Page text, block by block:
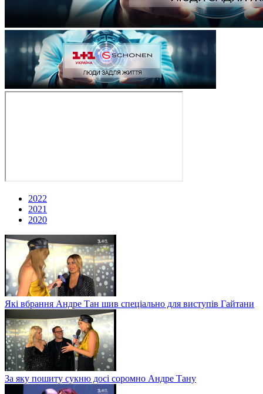
2022
2021
2020
Які вбрання Андре Тан шив спеціально для виступів Гайтани
За яку пошиту сукню досі соромно Андре Тану